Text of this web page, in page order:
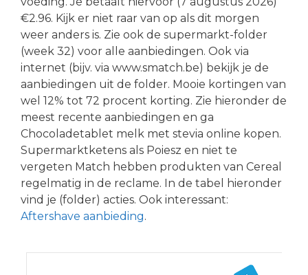
€2.96. Kijk er niet raar van op als dit morgen
weer anders is. Zie ook de supermarkt-folder
(week 32) voor alle aanbiedingen. Ook via
internet (bijv. via www.smatch.be) bekijk je de
aanbiedingen uit de folder. Mooie kortingen van
wel 12% tot 72 procent korting. Zie hieronder de
meest recente aanbiedingen en ga
Chocoladetablet melk met stevia online kopen.
Supermarktketens als Poiesz en niet te
vergeten Match hebben produkten van Cereal
regelmatig in de reclame. In de tabel hieronder
vind je (folder) acties. Ook interessant:
Aftershave aanbieding.